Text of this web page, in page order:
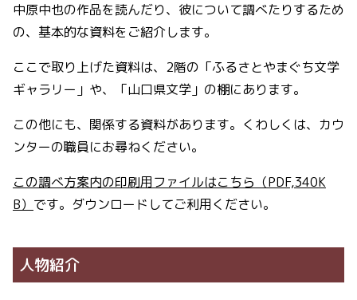
中原中也の作品を読んだり、彼について調べたりするため
の、基本的な資料をご紹介します。
ここで取り上げた資料は、2階の「ふるさとやまぐち文学
ギャラリー」や、「山口県文学」の棚にあります。
この他にも、関係する資料があります。くわしくは、カウ
ンターの職員にお尋ねください。
この調べ方案内の印刷用ファイルはこちら（PDF,340K
B） です。ダウンロードしてご利用ください。
人物紹介